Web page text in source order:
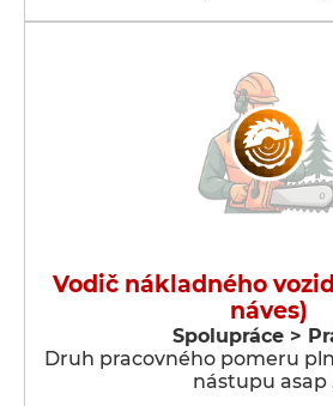
Vodič nákladného
náves)
Spolupráce >
Druh pracovného pomeru
nástupu asap